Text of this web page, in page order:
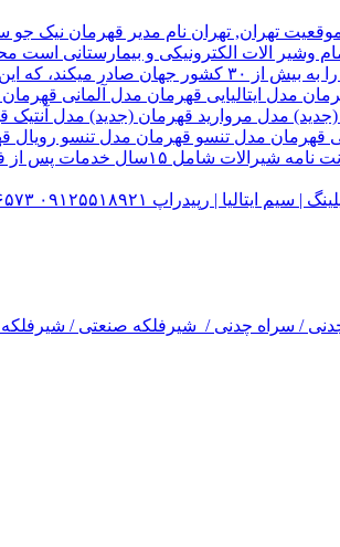
وشیر الات الکترونیکی و بیمارستانی است
تولید شده کارخانه قهرمان،بخش زیادی از
مدل ایتالیایی قهرمان مدل آلمانی
(جدید) مدل مروارید قهرمان (جدید) مدل
قهرمان مدل تنسو قهرمان مدل تنسو
۰۹۱۲۵۵۱۸۹۲۱ ۰۲۱۲۲۳۱۶۵۷۳
/ سراه چدنی / شیرفلکه صنعتی /